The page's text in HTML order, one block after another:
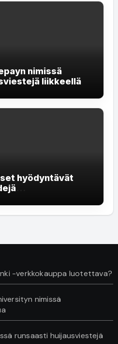
nimissä
liikkeellä
hyödyntävät
-verkkokauppa luotettava?
nimissä
runsaasti huijausviestejä